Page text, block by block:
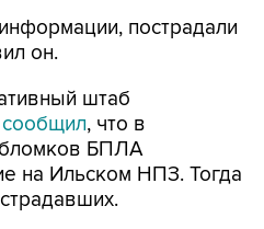
штаб
БПЛА
на Ильском НПЗ. Тогда
край Алексей Чеверев